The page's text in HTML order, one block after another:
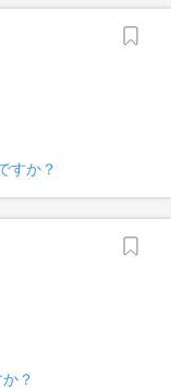
すか？
？